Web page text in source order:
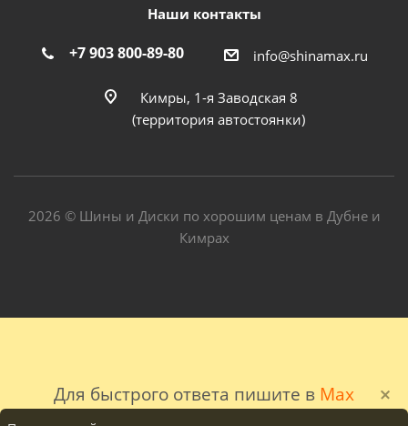
Для быстрого ответа пишите в Max
Наши контакты
+7 903 800-89-80 info@shinamax.ru
Кимры, 1-я Заводская 8
(территория автостоянки)
2026 © Шины и Диски по хорошим ценам в Дубне и
Кимрах